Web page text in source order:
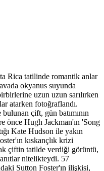
Rica tatilinde romantik anlar
okyanus suyunda
uzun uzun sarılırken
atarken fotoğraflandı.
çift, gün batımının
önce Hugh Jackman'ın 'Song
Kate Hudson ile yakın
kıskançlık krizi
çiftin tatilde verdiği görüntü,
nitelikteydi. 57
Sutton Foster'ın ilişkisi,